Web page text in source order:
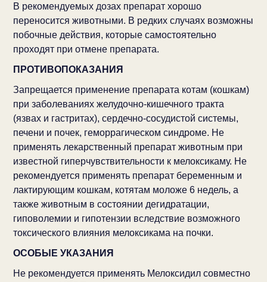
В рекомендуемых дозах препарат хорошо
переносится животными. В редких случаях возможны
побочные действия, которые самостоятельно
проходят при отмене препарата.
ПРОТИВОПОКАЗАНИЯ
Запрещается применение препарата котам (кошкам)
при заболеваниях желудочно-кишечного тракта
(язвах и гастритах), сердечно-сосудистой системы,
печени и почек, геморрагическом синдроме. Не
применять лекарственный препарат животным при
известной гиперчувствительности к мелоксикаму. Не
рекомендуется применять препарат беременным и
лактирующим кошкам, котятам моложе 6 недель, а
также животным в состоянии дегидратации,
гиповолемии и гипотензии вследствие возможного
токсического влияния мелоксикама на почки.
ОСОБЫЕ УКАЗАНИЯ
Не рекомендуется применять Мелоксидил совместно